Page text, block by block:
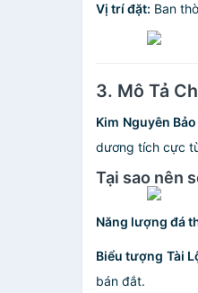
Vị trí đặt: Ban
3. Mô Tả
Kim Nguyên
dương tích cực
Tại sao nên
Năng lượng đá
Biểu tượng Tài
bán đắt.